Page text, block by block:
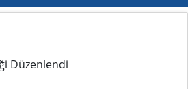
Düzenlendi